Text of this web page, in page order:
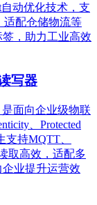
动优化技术，支
适配仓储物流等
，助力工业高效
写器
面向企业级物联
、Protected
支持MQTT、
取高效，适配多
业提升运营效